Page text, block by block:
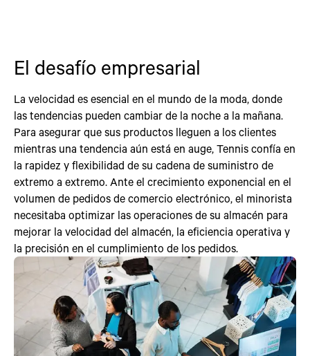
El desafío empresarial
La velocidad es esencial en el mundo de la moda, donde
las tendencias pueden cambiar de la noche a la mañana.
Para asegurar que sus productos lleguen a los clientes
mientras una tendencia aún está en auge, Tennis confía en
la rapidez y flexibilidad de su cadena de suministro de
extremo a extremo. Ante el crecimiento exponencial en el
volumen de pedidos de comercio electrónico, el minorista
necesitaba optimizar las operaciones de su almacén para
mejorar la velocidad del almacén, la eficiencia operativa y
la precisión en el cumplimiento de los pedidos.